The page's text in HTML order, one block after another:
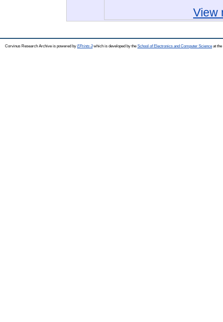
View
Corvinus Research Archive is powered by EPrints 3which is developed by the School of Electronics and Computer Science at